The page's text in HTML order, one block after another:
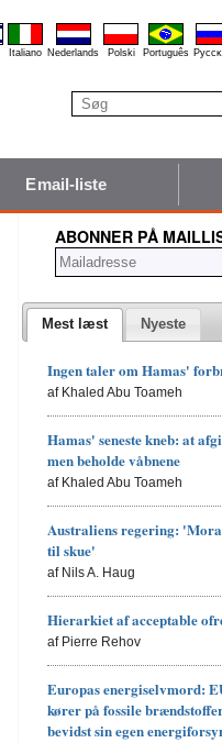
Italiano Nederlands Polski Português
Email-liste
ABONNER PÅ
Mest læst Nyeste
Ingen taler om Hamas'
af Khaled Abu Toameh
Hamas' seneste kneb: at
men beholde våbnene
af Khaled Abu Toameh
Australiens regering:
til skue'
af Nils A. Haug
Hierarkiet af acceptable
af Pierre Rehov
Europas energiselvmord:
kører på fossile
bevidst sin egen